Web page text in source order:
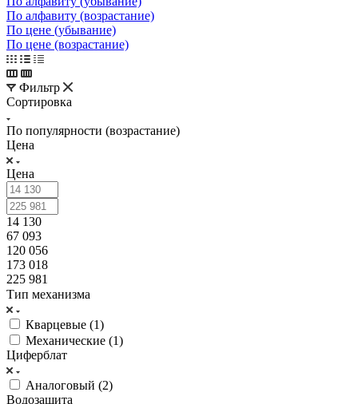
По алфавиту (возрастание)
По цене (убывание)
По цене (возрастание)
Фильтр
Сортировка
По популярности (возрастание)
Цена
Цена
14 130
67 093
120 056
173 018
225 981
Тип механизма
Кварцевые (1)
Механические (1)
Циферблат
Аналоговый (2)
Водозащита